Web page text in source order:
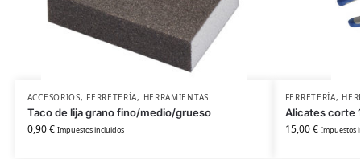
ACCESORIOS, FERRETERÍA, HERRAMIENTAS
Taco de lija grano fino/medio/grueso
0,90€ Impuestos incluidos
FERRETERÍA,
Alicates corte
15,00€ Impuestos